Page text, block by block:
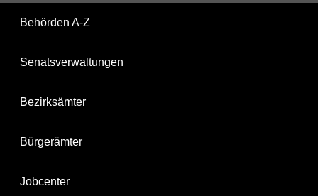
Behörden A-Z
Senatsverwaltungen
Bezirksämter
Bürgerämter
Jobcenter